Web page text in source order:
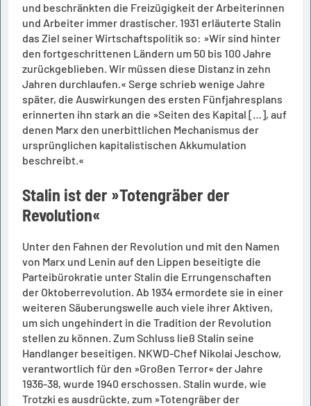
und beschränkten die Freizügigkeit der Arbeiterinnen
und Arbeiter immer drastischer. 1931 erläuterte Stalin
das Ziel seiner Wirtschaftspolitik so: »Wir sind hinter
den fortgeschrittenen Ländern um 50 bis 100 Jahre
zurückgeblieben. Wir müssen diese Distanz in zehn
Jahren durchlaufen.« Serge schrieb wenige Jahre
später, die Auswirkungen des ersten Fünfjahresplans
erinnerten ihn stark an die »Seiten des Kapital […], auf
denen Marx den unerbittlichen Mechanismus der
ursprünglichen kapitalistischen Akkumulation
beschreibt.«
Stalin ist der »Totengräber der
Revolution«
Unter den Fahnen der Revolution und mit den Namen
von Marx und Lenin auf den Lippen beseitigte die
Parteibürokratie unter Stalin die Errungenschaften
der Oktoberrevolution. Ab 1934 ermordete sie in einer
weiteren Säuberungswelle auch viele ihrer Aktiven,
um sich ungehindert in die Tradition der Revolution
stellen zu können. Zum Schluss ließ Stalin seine
Handlanger beseitigen. NKWD-Chef Nikolai Jeschow,
verantwortlich für den »Großen Terror« der Jahre
1936-38, wurde 1940 erschossen. Stalin wurde, wie
Trotzki es ausdrückte, zum »Totengräber der